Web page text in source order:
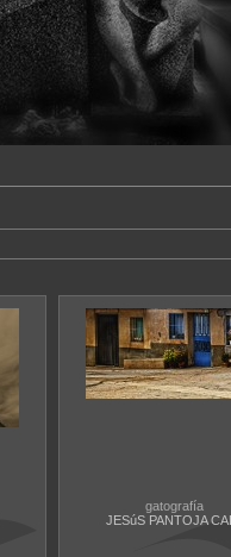
gatografía
JESúS PANTOJA